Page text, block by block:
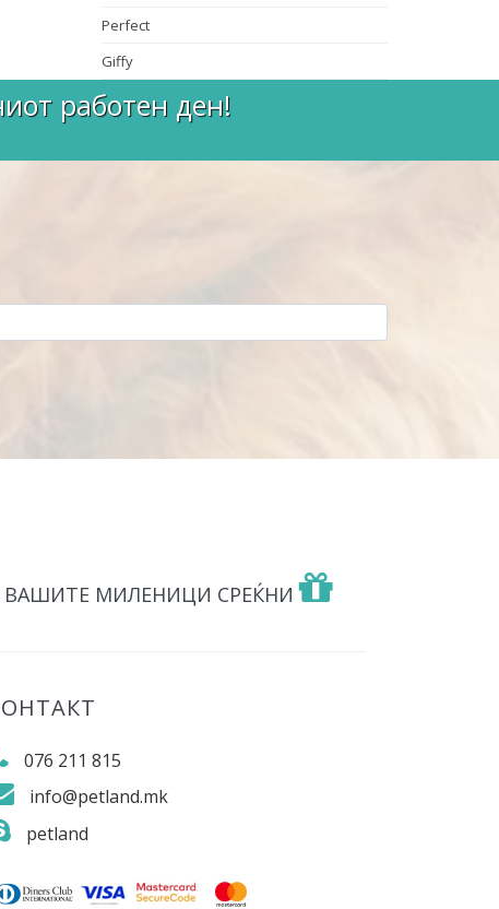
Perfect
Giffy
работен ден!
ВАШИТЕ МИЛЕНИЦИ СРЕЌНИ
076 211 815
info@petland.mk
petland